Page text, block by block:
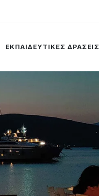
ΕΚΠΑΙΔΕΥΤΙΚΕΣ ΔΡΑΣΕΙΣ